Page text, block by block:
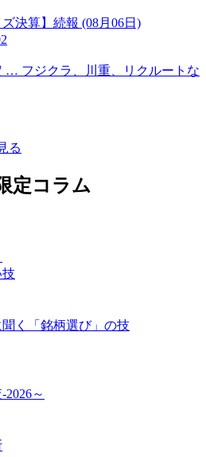
決算】続報 (08月06日)
… フジクラ、川重、リクルートな
る
定コラム
技
く「銘柄選び」の技
2026～